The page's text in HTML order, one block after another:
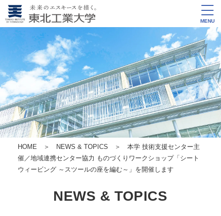
MENU
HOME ＞ NEWS & TOPICS ＞ 本学 技術支援センター主
催／地域連携センター協力 ものづくりワークショップ「シート
ウィービング ～スツールの座を編む～」を開催します
NEWS & TOPICS